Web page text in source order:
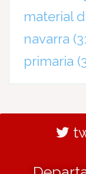
material
navarra
primaria